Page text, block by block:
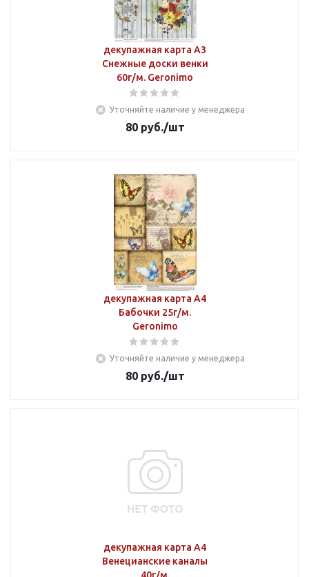
декупажная карта А3
Снежные доски венки
60г/м. Geronimo
Уточняйте наличие у менеджера
80руб./шт
декупажная карта А4
Бабочки 25г/м.
Geronimo
Уточняйте наличие у менеджера
80руб./шт
декупажная карта А4
Венецианские каналы